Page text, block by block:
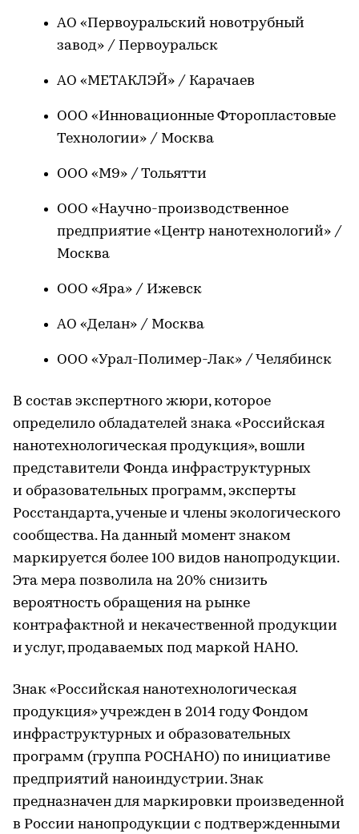
АО «Первоуральский новотрубный
завод» / Первоуральск
АО «МЕТАКЛЭЙ» / Карачаев
ООО «Инновационные Фторопластовые
Технологии» / Москва
ООО «М9» / Тольятти
ООО «Научно-производственное
предприятие «Центр нанотехнологий» /
Москва
ООО «Яра» / Ижевск
АО «Делан» / Москва
ООО «Урал-Полимер-Лак» / Челябинск
В состав экспертного жюри, которое
определило обладателей знака «Российская
нанотехнологическая продукция», вошли
представители Фонда инфраструктурных
и образовательных программ, эксперты
Росстандарта, ученые и члены экологического
сообщества. На данный момент знаком
маркируется более 100 видов нанопродукции.
Эта мера позволила на 20% снизить
вероятность обращения на рынке
контрафактной и некачественной продукции
и услуг, продаваемых под маркой НАНО.
Знак «Российская нанотехнологическая
продукция» учрежден в 2014 году Фондом
инфраструктурных и образовательных
программ (группа РОСНАНО) по инициативе
предприятий наноиндустрии. Знак
предназначен для маркировки произведенной
в России нанопродукции с подтвержденными